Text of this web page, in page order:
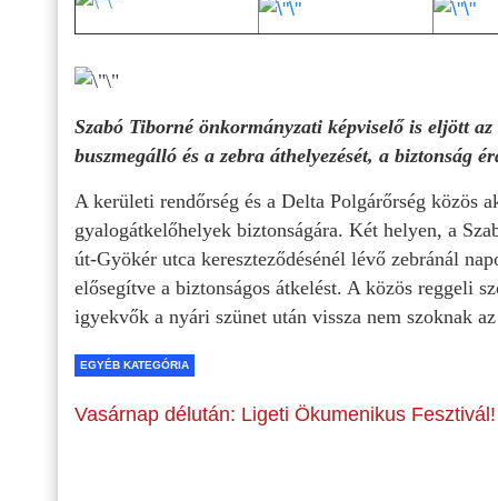
Szabó Tiborné önkormányzati képviselő is eljött
buszmegálló és a zebra áthelyezését, a biztonság
A kerületi rendőrség és a Delta Polgárőrség közös
gyalogátkelőhelyek biztonságára. Két helyen, a
út-Gyökér utca kereszteződésénél lévő zebránál
elősegítve a biztonságos átkelést. A közös reggeli
igyekvők a nyári szünet után vissza nem szoknak
EGYÉB KATEGÓRIA
Vasárnap délután: Ligeti Ökumenikus Fesztivál!